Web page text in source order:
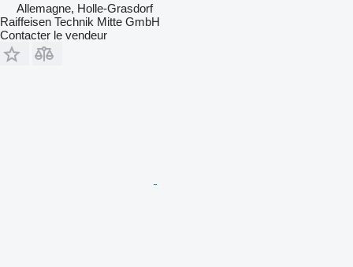
Allemagne, Holle-Grasdorf
Raiffeisen Technik Mitte GmbH
Contacter le vendeur